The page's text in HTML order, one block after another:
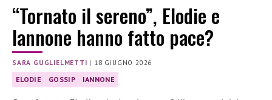
“Tornato il sereno”, Elodie e
Iannone hanno fatto pace?
SARA GUGLIELMETTI | 18 GIUGNO 2026
ELODIE GOSSIP IANNONE